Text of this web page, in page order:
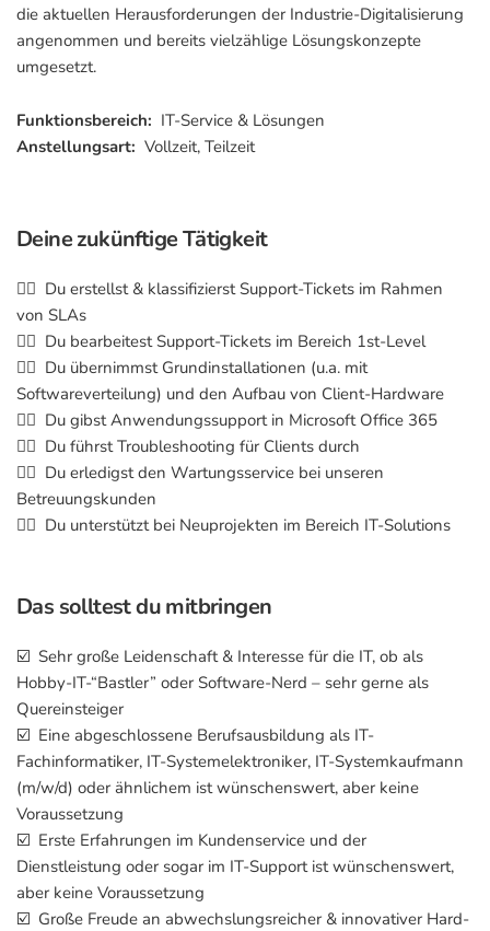
die aktuellen Herausforderungen der Industrie-Digitalisierung
angenommen und bereits vielzählige Lösungskonzepte
umgesetzt.
Funktionsbereich: IT-Service & Lösungen
Anstellungsart: Vollzeit, Teilzeit
Deine zukünftige Tätigkeit
👉🏽 Du erstellst & klassifizierst Support-Tickets im Rahmen
von SLAs
👉🏽 Du bearbeitest Support-Tickets im Bereich 1st-Level
👉🏽 Du übernimmst Grundinstallationen (u.a. mit
Softwareverteilung) und den Aufbau von Client-Hardware
👉🏽 Du gibst Anwendungssupport in Microsoft Office 365
👉🏽 Du führst Troubleshooting für Clients durch
👉🏽 Du erledigst den Wartungsservice bei unseren
Betreuungskunden
👉🏽 Du unterstützt bei Neuprojekten im Bereich IT-Solutions
Das solltest du mitbringen
☑️ Sehr große Leidenschaft & Interesse für die IT, ob als
Hobby-IT-“Bastler” oder Software-Nerd – sehr gerne als
Quereinsteiger
☑️ Eine abgeschlossene Berufsausbildung als IT-
Fachinformatiker, IT-Systemelektroniker, IT-Systemkaufmann
(m/w/d) oder ähnlichem ist wünschenswert, aber keine
Voraussetzung
☑️ Erste Erfahrungen im Kundenservice und der
Dienstleistung oder sogar im IT-Support ist wünschenswert,
aber keine Voraussetzung
☑️ Große Freude an abwechslungsreicher & innovativer Hard-